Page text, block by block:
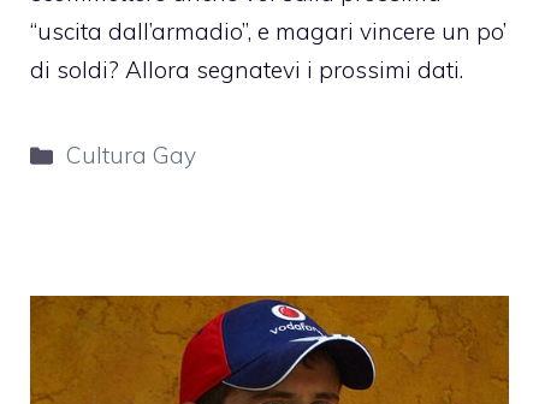
“uscita dall’armadio”, e magari vincere un po’
di soldi? Allora segnatevi i prossimi dati.
Categorie
Cultura Gay